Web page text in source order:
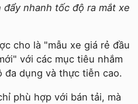
nhanh tốc độ ra mắt xe
cho là "mẫu xe giá rẻ đầu
với các mục tiêu nhắm
đa dụng và thực tiễn cao.
phù hợp với bán tải, mà